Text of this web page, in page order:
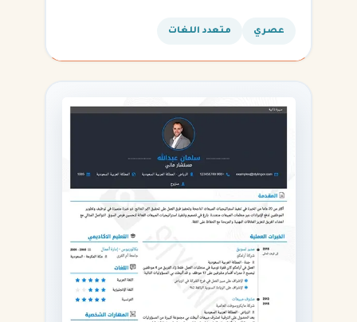
عصري متعدد اللغات